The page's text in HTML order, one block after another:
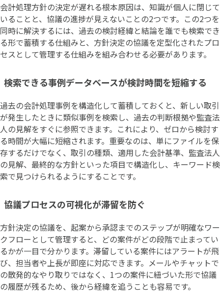
会計処理方針の決定が遅れる根本原因は、知識が個人に閉じて
いることと、協議の進捗が見えないことの2つです。この2つを
同時に解決するには、過去の検討経緯と結論を誰でも検索でき
る形で蓄積する仕組みと、方針決定の協議を定型化されたプロ
セスとして管理する仕組みを組み合わせる必要があります。
検索できる事例データベースが検討時間を短縮する
過去の会計処理事例を構造化して蓄積しておくと、新しい取引
が発生したときに類似事例を検索し、過去の判断根拠や監査法
人の見解をすぐに参照できます。これにより、ゼロから検討す
る時間が大幅に短縮されます。重要なのは、単にファイルを保
存するだけでなく、取引の種類、適用した会計基準、監査法人
の見解、最終的な方針といった項目で構造化し、キーワード検
索で見つけられるようにすることです。
協議プロセスの可視化が滞留を防ぐ
方針決定の協議を、起案から承認までのステップが明確なワー
クフローとして管理すると、どの案件がどの段階で止まってい
るかが一目で分かります。滞留している案件にはアラートが飛
び、担当者や上長が即座に対応できます。メールやチャットで
の散発的なやり取りではなく、1つの案件に紐づいた形で協議
の履歴が残るため、後から経緯を追うことも容易です。